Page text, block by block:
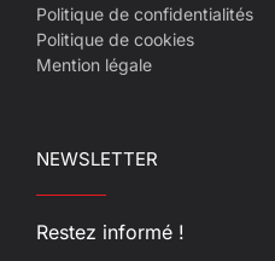
Politique de confidentialités
Politique de cookies
Mention légale
NEWSLETTER
Restez informé !